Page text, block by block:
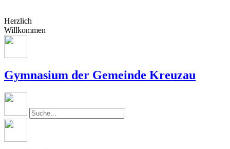
Herzlich
Willkommen
Gymnasium der Gemeinde Kreuzau